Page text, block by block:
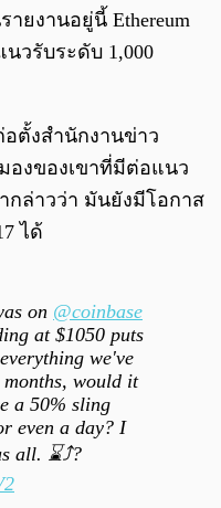
ยงานอยู่นี้ Ethereum
วรับระดับ 1,000
อตั้งสำนักงานข่าว
องของเขาที่มีต่อแนว
กล่าวว่า มันยังมีโอกาส
ได้
on @coinbase
at $1050 puts
we've
months, would it
a 50% sling
even a day? I
all. ⌛️⤴️?